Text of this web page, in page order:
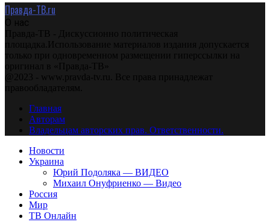
Правда-ТВ.ru
О нас
Правда-ТВ - Дискуссионно политическая
площадка.Использование материалов издания допускается
только при одновременном размещении гиперссылки на
оригинал в «Правда-ТВ»
@2023 - www.pravda-tv.ru. Все права принадлежат
правообладателям.
Главная
Авторам
Владельцам авторских прав. Ответственности.
Новости
Украина
Юрий Подоляка — ВИДЕО
Михаил Онуфриенко — Видео
Россия
Мир
ТВ Онлайн